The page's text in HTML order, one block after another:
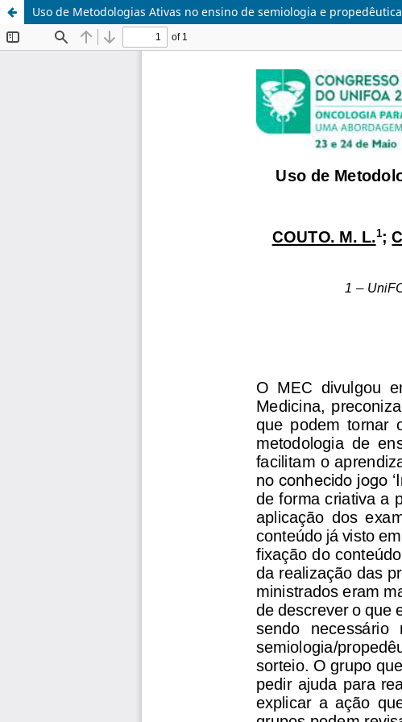
Uso de Metodologias Ativas no ensino de semiologia e propedêutica